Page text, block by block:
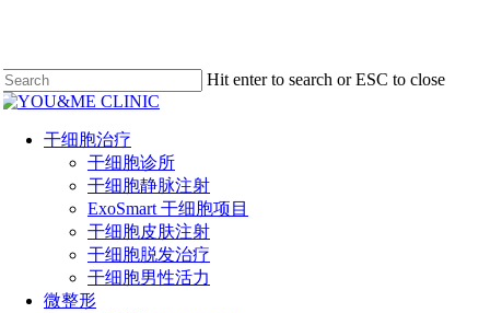
content
Hit enter to search or ESC to close
Close
Menu
干细胞治疗
干细胞诊所
干细胞静脉注射
ExoSmart 干细胞项目
干细胞皮肤注射
干细胞脱发治疗
干细胞男性活力
微整形